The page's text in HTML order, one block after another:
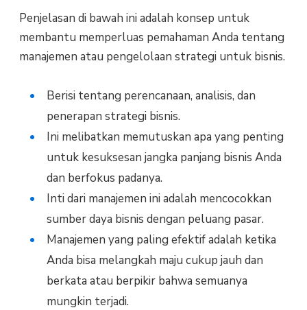
Penjelasan di bawah ini adalah konsep untuk
membantu memperluas pemahaman Anda tentang
manajemen atau pengelolaan strategi untuk bisnis.
Berisi tentang perencanaan, analisis, dan
penerapan strategi bisnis.
Ini melibatkan memutuskan apa yang penting
untuk kesuksesan jangka panjang bisnis Anda
dan berfokus padanya.
Inti dari manajemen ini adalah mencocokkan
sumber daya bisnis dengan peluang pasar.
Manajemen yang paling efektif adalah ketika
Anda bisa melangkah maju cukup jauh dan
berkata atau berpikir bahwa semuanya
mungkin terjadi.